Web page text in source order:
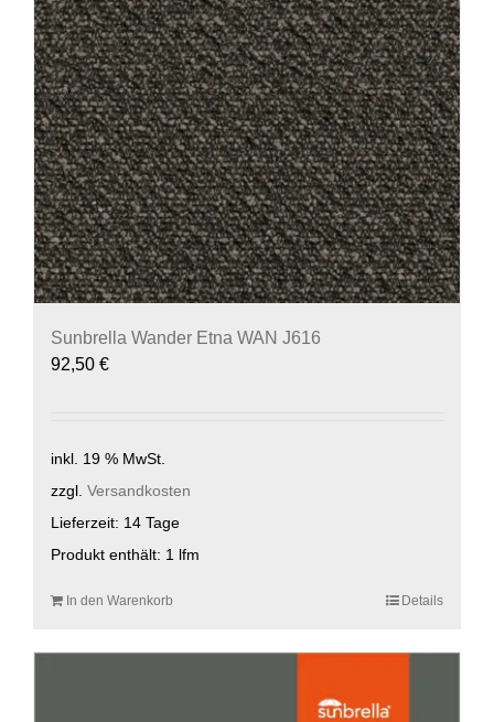
Sunbrella Wander Etna WAN J616
92,50 €
inkl. 19 % MwSt.
zzgl. Versandkosten
Lieferzeit: 14 Tage
Produkt enthält: 1 lfm
In den Warenkorb Details